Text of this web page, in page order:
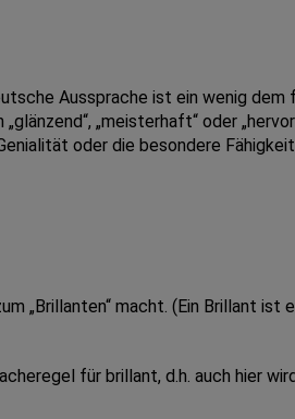
Aussprache ist ein wenig dem
„meisterhaft“ oder
oder die besondere
„Brillanten“ macht. (Ein Brillant ist
für brillant, d.h. auch hier